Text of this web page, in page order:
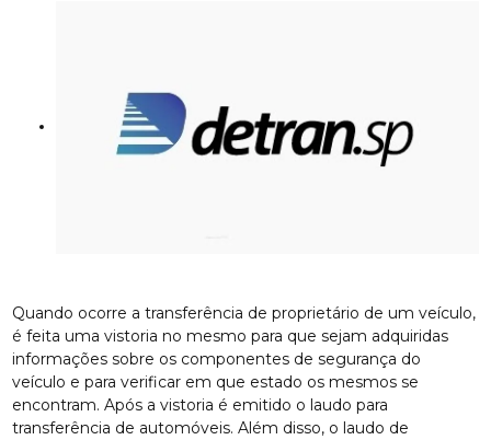
Quando ocorre a transferência de proprietário de um veículo,
é feita uma vistoria no mesmo para que sejam adquiridas
informações sobre os componentes de segurança do
veículo e para verificar em que estado os mesmos se
encontram. Após a vistoria é emitido o laudo para
transferência de automóveis. Além disso, o laudo de